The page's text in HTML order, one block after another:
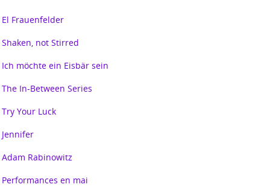
El Frauenfelder
Shaken, not Stirred
Ich möchte ein Eisbär sein
The In-Between Series
Try Your Luck
Jennifer
Adam Rabinowitz
Performances en mai